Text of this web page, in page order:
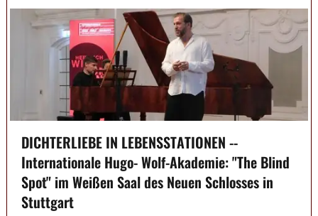
DICHTERLIEBE IN LEBENSSTATIONEN --
Internationale Hugo- Wolf-Akademie: "The Blind
Spot" im Weißen Saal des Neuen Schlosses in
Stuttgart